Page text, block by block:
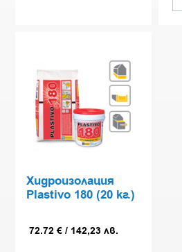
Хидроизолация
Plastivo 180 (20 кг.)
72.72 € / 142,23 лв.